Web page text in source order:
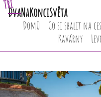
Dva
Tři
NaKonciSvěta
Domů Co si sbalit na
Kavárny